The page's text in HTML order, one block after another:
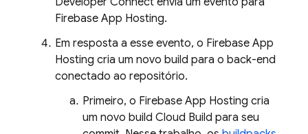
Firebase App Hosting.
Em resposta a esse evento, o Firebase App
Hosting cria um novo build para o back-end
conectado ao repositório.
Primeiro, o Firebase App Hosting cria
um novo build Cloud Build para seu